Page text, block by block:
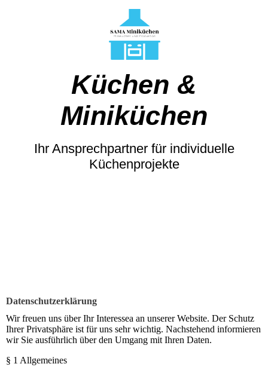
Küchen &
Miniküchen
Ihr Ansprechpartner für individuelle
Küchenprojekte
Datenschutzerklärung
Wir freuen uns über Ihr Interessea an unserer Website. Der Schutz
Ihrer Privatsphäre ist für uns sehr wichtig. Nachstehend informieren
wir Sie ausführlich über den Umgang mit Ihren Daten.
§ 1 Allgemeines